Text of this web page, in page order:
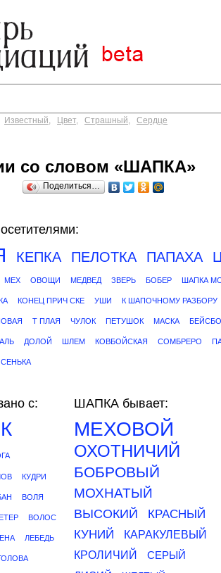
Известный, Цвет, Страшный, Сердце
со словом «ШАПКА»
Поделиться…
КЕПКА ПЕЛОТКА ПАПАХА
МЕХ ОВОЩИ МЕДВЕД ЗВЕРЬ БОБЕР ШАПКА
КОНЕЦ ПРИЧ СКЕ УШИ К ШАПОЧНОМУ РАЗБОРУ
Т ПЛАЯ ЧУЛОК ПЕТУШОК МАСКА
ДОЛОЙ ШЛЕМ КОВБОЙСКАЯ СОМБРЕРО
СЕНЬКА
с:
КУДРИ
ВОЛЯ
ВОЛОС
ЛЕБЕДЬ
ШАПКА бывает:
МЕХОВОЙ
ОХОТНИЧИЙ
БОБРОВЫЙ
МОХНАТЫЙ
ВЫСОКИЙ
КРАСНЫЙ
КУНИЙ
КАРАКУЛЕВЫЙ
КРОЛИЧИЙ
СЕРЫЙ